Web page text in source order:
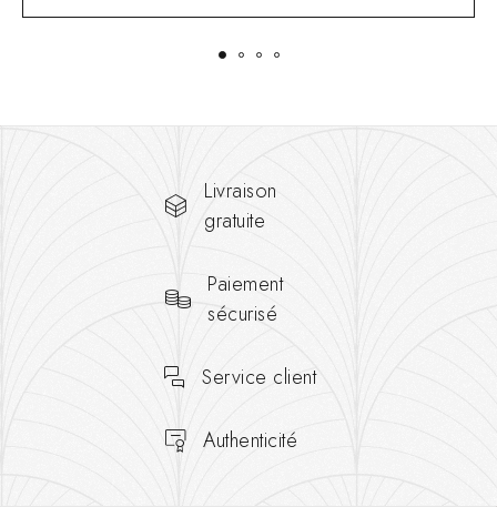
Livraison
gratuite
Paiement
sécurisé
Service client
Authenticité